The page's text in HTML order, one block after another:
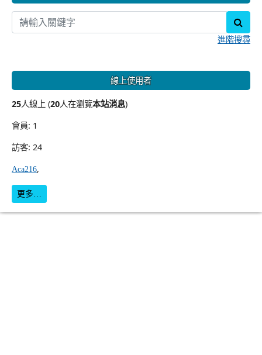
進階搜尋
線上使用者
25人線上 (20人在瀏覽本站消息)
會員: 1
訪客: 24
Aca216,
更多…